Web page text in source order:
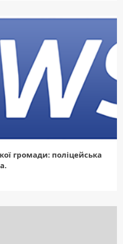
громади: поліцейська